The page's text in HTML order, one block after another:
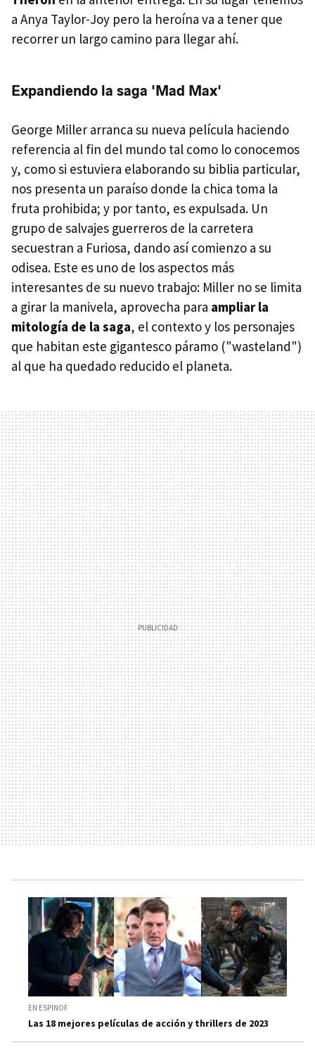
a Anya Taylor-Joy pero la heroína va a tener que
recorrer un largo camino para llegar ahí.
Expandiendo la saga 'Mad Max'
George Miller arranca su nueva película haciendo
referencia al fin del mundo tal como lo conocemos
y, como si estuviera elaborando su biblia particular,
nos presenta un paraíso donde la chica toma la
fruta prohibida; y por tanto, es expulsada. Un
grupo de salvajes guerreros de la carretera
secuestran a Furiosa, dando así comienzo a su
odisea. Este es uno de los aspectos más
interesantes de su nuevo trabajo: Miller no se limita
a girar la manivela, aprovecha para ampliar la
mitología de la saga, el contexto y los personajes
que habitan este gigantesco páramo ("wasteland")
al que ha quedado reducido el planeta.
EN ESPINOF
Las 18 mejores películas de acción y thrillers de 2023